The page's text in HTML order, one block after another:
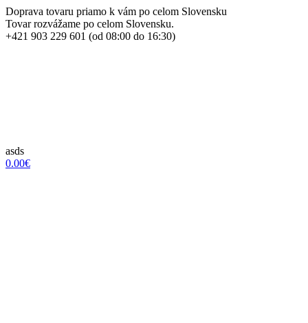
Doprava tovaru priamo k vám po celom Slovensku
Tovar rozvážame po celom Slovensku.
+421 903 229 601 (od 08:00 do 16:30)
asds
0.00€